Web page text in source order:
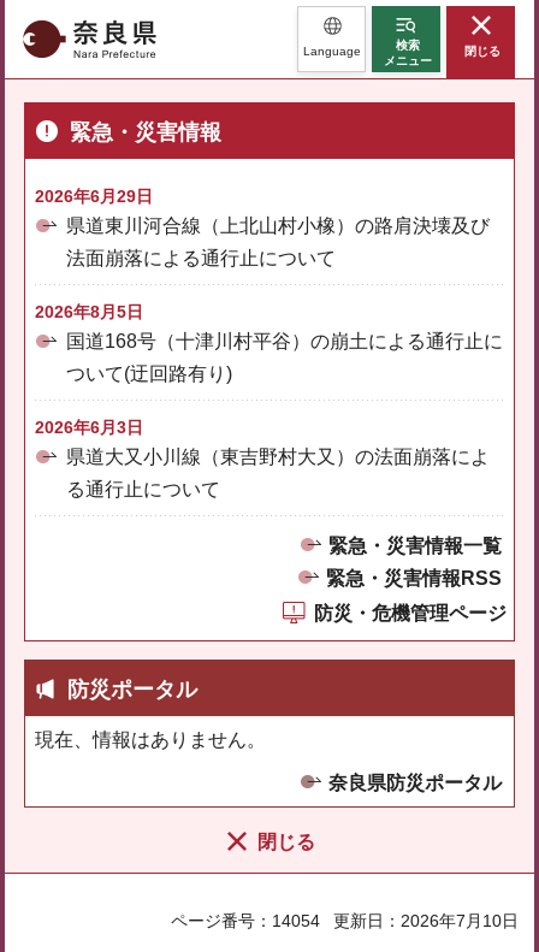
奈良県 Language
検索
メニュー
閉じる
緊急・災害情報
2026年6月29日
県道東川河合線（上北山村小橡）の路肩決壊及び
法面崩落による通行止について
2026年8月5日
国道168号（十津川村平谷）の崩土による通行止に
ついて(迂回路有り)
2026年6月3日
県道大又小川線（東吉野村大又）の法面崩落によ
る通行止について
緊急・災害情報一覧
緊急・災害情報RSS
防災・危機管理ページ
防災ポータル
現在、情報はありません。
奈良県防災ポータル
閉じる
ページ番号：14054 更新日：2026年7月10日